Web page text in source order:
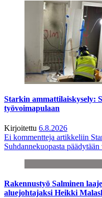
Starkin ammattilaiskysely:
työvoimapulaan
Kirjoitettu 6.8.2026
Ei kommentteja artikkeliin
Suhdannekuopasta
Rakennustyö Salminen
aluejohtajaksi Heikki